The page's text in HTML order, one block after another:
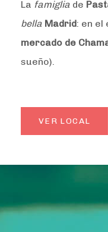
La famiglia de
bella Madrid: en el
mercado de
sueño).
VER LOCAL